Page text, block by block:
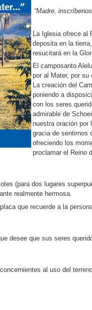
“Madre,
La Iglesia ofrece al
deposita en la
resucitará en la
El camposanto
por al Mater, por su
La creación del
poniendo a
con los seres
admirable de
nuestra oración por
gracia de sentirnos
ofreciendo los
proclamar el Reino
(para dos lugares
realmente hermosa.
que recuerde a la
desee que sus seres
al uso del